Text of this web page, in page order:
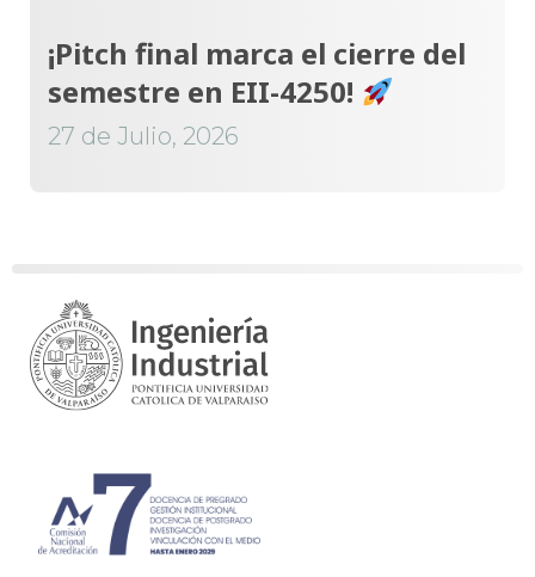
¡Pitch final marca el cierre del
semestre en EII-4250!
27 de Julio, 2026